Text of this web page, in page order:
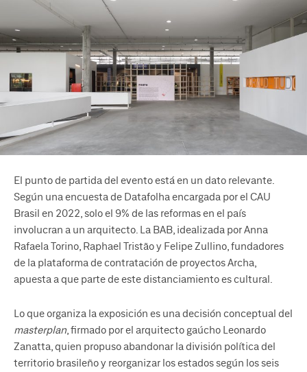
El punto de partida del evento está en un dato relevante.
Según una encuesta de Datafolha encargada por el CAU
Brasil en 2022, solo el 9% de las reformas en el país
involucran a un arquitecto. La BAB, idealizada por Anna
Rafaela Torino, Raphael Tristão y Felipe Zullino, fundadores
de la plataforma de contratación de proyectos Archa,
apuesta a que parte de este distanciamiento es cultural.
Lo que organiza la exposición es una decisión conceptual del
masterplan , firmado por el arquitecto gaúcho Leonardo
Zanatta, quien propuso abandonar la división política del
territorio brasileño y reorganizar los estados según los seis